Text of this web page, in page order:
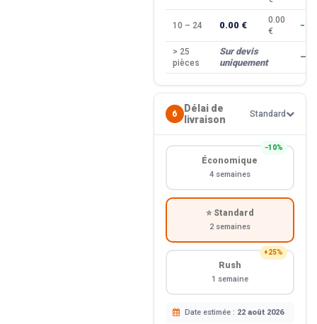
10 – 24 0.00 €
0.00
€
> 25
pièces
Sur devis
uniquement
—
6
Délai de
livraison
Standard
−10%
Économique
4 semaines
⭐ Standard
2 semaines
+25%
Rush
1 semaine
Date estimée : 22 août 2026